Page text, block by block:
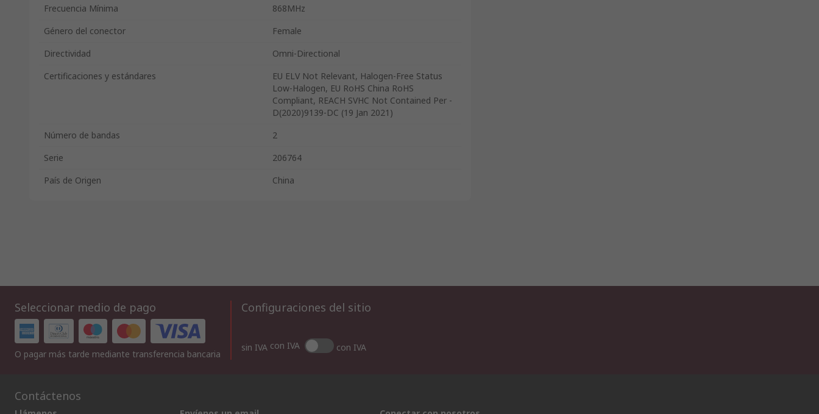
Frecuencia Mínima
868MHz
Género del conector
Female
Directividad
Omni-Directional
Certificaciones y estándares
EU ELV Not Relevant, Halogen-Free Status
Low-Halogen, EU RoHS China RoHS
Compliant, REACH SVHC Not Contained Per -
D(2020)9139-DC (19 Jan 2021)
Número de bandas
2
Serie
206764
País de Origen
China
Seleccionar medio de pago
O pagar más tarde mediante transferencia bancaria
Configuraciones del sitio
sin IVA con IVA con IVA
Contáctenos